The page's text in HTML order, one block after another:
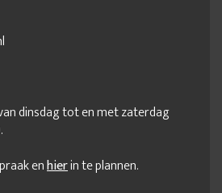
dinsdag tot en met zaterdag
enhierin te plannen.